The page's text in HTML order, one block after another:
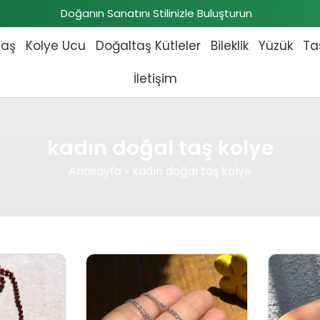
Doğanın Sanatını Stilinizle Buluşturun
Kolye Ucu Doğaltaş Kütleler Bileklik Yüzük
İletişim
₺10.000,00.
Şu andaki fiyat: ₺9.500,00.Orijinal fiyat: ₺2.600,00.
Şu andaki fiyat: